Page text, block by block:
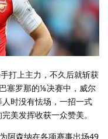
打上主力，不久后就斩获
塞罗那的⅛决赛中，威尔
时没有怯场，一招一式
美发挥收获一众赞美。
阿森纳在各项赛事出场49